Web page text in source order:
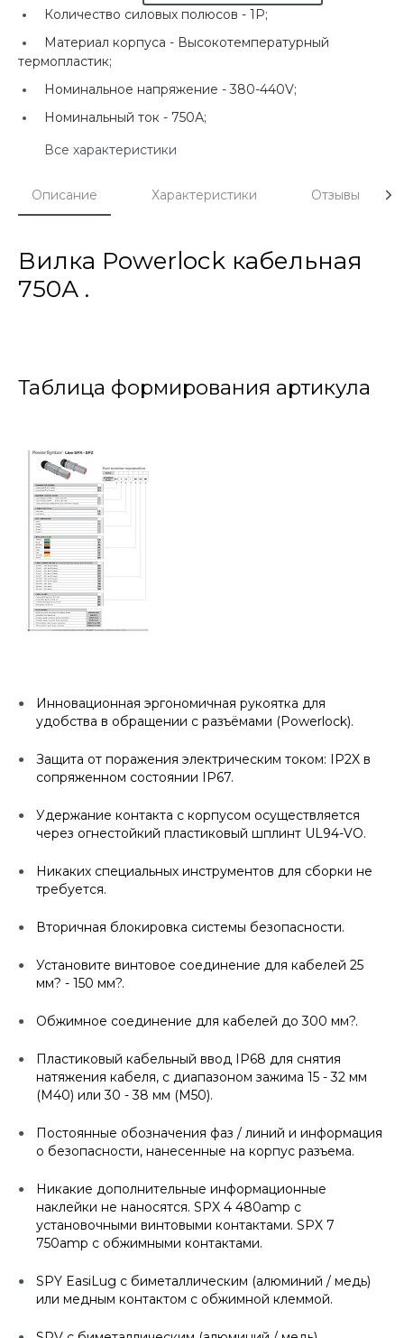
Количество силовых полюсов - 1P;
Материал корпуса - Высокотемпературный
термопластик;
Номинальное напряжение - 380-440V;
Номинальный ток - 750А;
Все характеристики
Описание Характеристики Отзывы
Вилка Powerlock кабельная
750А .
Таблица формирования артикула
Инновационная эргономичная рукоятка для
удобства в обращении с разъёмами (Powerlock).
Защита от поражения электрическим током: IP2X в
сопряженном состоянии IP67.
Удержание контакта с корпусом осуществляется
через огнестойкий пластиковый шплинт UL94-VO.
Никаких специальных инструментов для сборки не
требуется.
Вторичная блокировка системы безопасности.
Установите винтовое соединение для кабелей 25
мм? - 150 мм?.
Обжимное соединение для кабелей до 300 мм?.
Пластиковый кабельный ввод IP68 для снятия
натяжения кабеля, с диапазоном зажима 15 - 32 мм
(M40) или 30 - 38 мм (M50).
Постоянные обозначения фаз / линий и информация
о безопасности, нанесенные на корпус разъема.
Никакие дополнительные информационные
наклейки не наносятся. SPX 4 480amp с
установочными винтовыми контактами. SPX 7
750amp с обжимными контактами.
SPY EasiLug с биметаллическим (алюминий / медь)
или медным контактом с обжимной клеммой.